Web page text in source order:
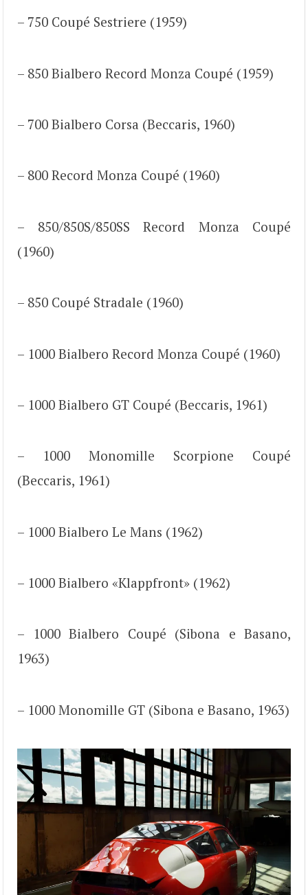
– 750 Coupé Sestriere (1959)
– 850 Bialbero Record Monza Coupé (1959)
– 700 Bialbero Corsa (Beccaris, 1960)
– 800 Record Monza Coupé (1960)
– 850/850S/850SS Record Monza Coupé
(1960)
– 850 Coupé Stradale (1960)
– 1000 Bialbero Record Monza Coupé (1960)
– 1000 Bialbero GT Coupé (Beccaris, 1961)
– 1000 Monomille Scorpione Coupé
(Beccaris, 1961)
– 1000 Bialbero Le Mans (1962)
– 1000 Bialbero «Klappfront» (1962)
– 1000 Bialbero Coupé (Sibona e Basano,
1963)
– 1000 Monomille GT (Sibona e Basano, 1963)